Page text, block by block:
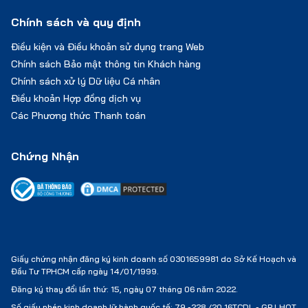
3. Bảo hiểm xã hội(Hình chụp màn hình ứng dụng VssID
Quá trình tham gia BHXH).
❖ Sinh viên – Học sinh:
1. Thẻ sinh viên/học sinh(sao y công chứng).
2. Giấy xác nhận sinh viên/học sinh
sản cá nhân (tài sản chứng khoán, tiết kiệm, bất động
sản, oto, …
thiểu từ: 120,000,000 VNĐ/khách).
2. Giấy tờ sở hữu nhà/đất (nếu có) (photo công chứng).
Chứng Nhận
Giấy chứng nhận đăng ký kinh doanh số 0301659981 do Sở Kế Hoạch và
Đầu Tư TPHCM cấp ngày 14/01/1999.
Đăng ký thay đổi lần thứ: 15, ngày 07 tháng 06 năm 2022.
Chính sách và quy định
Điều kiện và Điều khoản sử dụng trang Web
Chính sách Bảo mật thông tin Khách hàng
Chính sách xử lý Dữ liệu Cá nhân
Điều khoản Hợp đồng dịch vụ
Các Phương thức Thanh toán